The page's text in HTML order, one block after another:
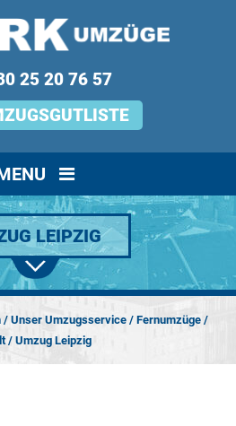
25 20 76 57
LEIPZIG
/ Unser Umzugsservice/ Fernumzüge/
/ Umzug Leipzig